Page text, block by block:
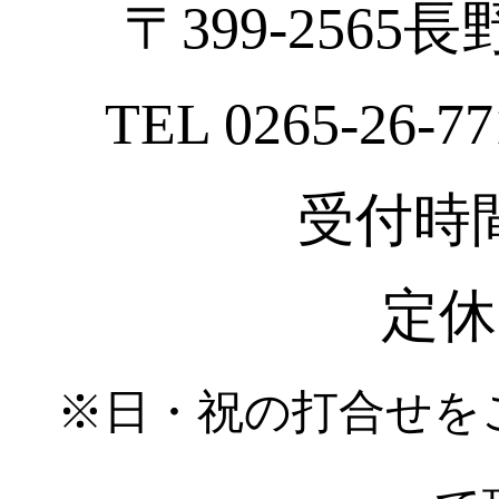
〒399-2565長
TEL 0265-26-
受付時
定
※日・祝の打合せを